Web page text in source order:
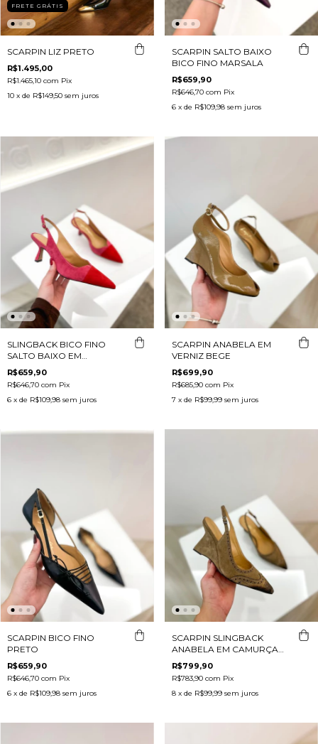
FRETE GRÁTIS
SCARPIN LIZ PRETO
R$1.495,00
R$1.465,10 com Pix
10 x de R$149,50 sem juros
SCARPIN SALTO BAIXO
BICO FINO MARSALA
R$659,90
R$646,70 com Pix
6 x de R$109,98 sem juros
SLINGBACK BICO FINO
SALTO BAIXO EM
CAMURÇA ROSA
R$659,90
R$646,70 com Pix
6 x de R$109,98 sem juros
SCARPIN ANABELA EM
VERNIZ BEGE
R$699,90
R$685,90 com Pix
7 x de R$99,99 sem juros
SCARPIN BICO FINO
PRETO
R$659,90
R$646,70 com Pix
6 x de R$109,98 sem juros
SCARPIN SLINGBACK
ANABELA EM CAMURÇA
BEGE
R$799,90
R$783,90 com Pix
8 x de R$99,99 sem juros